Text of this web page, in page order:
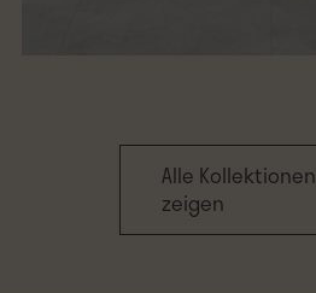
Alle Kollektionen
zeigen